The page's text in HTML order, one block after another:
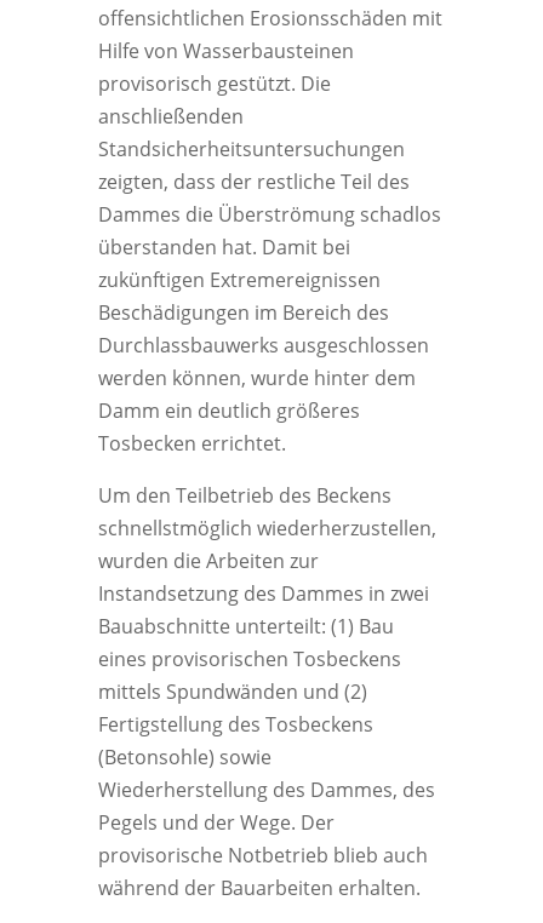
offensichtlichen Erosionsschäden mit
Hilfe von Wasserbausteinen
provisorisch gestützt. Die
anschließenden
Standsicherheitsuntersuchungen
zeigten, dass der restliche Teil des
Dammes die Überströmung schadlos
überstanden hat. Damit bei
zukünftigen Extremereignissen
Beschädigungen im Bereich des
Durchlassbauwerks ausgeschlossen
werden können, wurde hinter dem
Damm ein deutlich größeres
Tosbecken errichtet.
Um den Teilbetrieb des Beckens
schnellstmöglich wiederherzustellen,
wurden die Arbeiten zur
Instandsetzung des Dammes in zwei
Bauabschnitte unterteilt: (1) Bau
eines provisorischen Tosbeckens
mittels Spundwänden und (2)
Fertigstellung des Tosbeckens
(Betonsohle) sowie
Wiederherstellung des Dammes, des
Pegels und der Wege. Der
provisorische Notbetrieb blieb auch
während der Bauarbeiten erhalten.